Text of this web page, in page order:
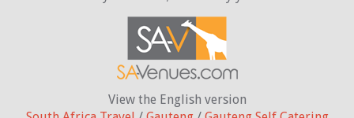
View the English version